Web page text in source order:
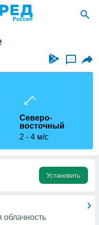
...
Северо-
восточный
2
4 м/с
Установить